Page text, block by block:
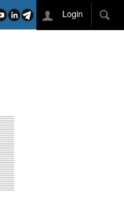
Login